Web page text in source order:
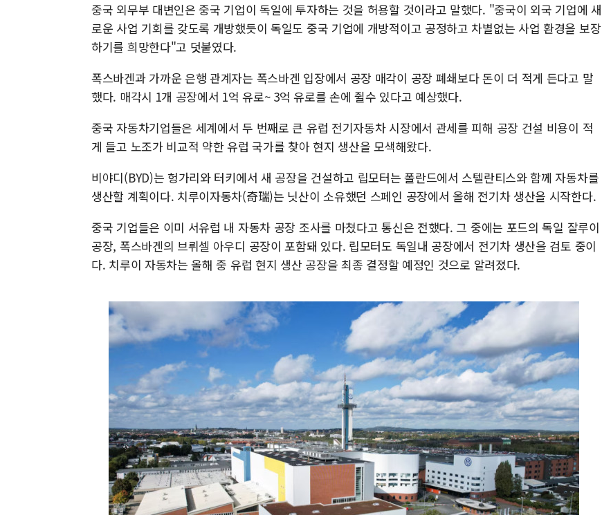
중국 외무부 대변인은 중국 기업이 독일에 투자하는 것을 허용할 것이라고 말했다. "중국이 외국 기업에 새
로운 사업 기회를 갖도록 개방했듯이 독일도 중국 기업에 개방적이고 공정하고 차별없는 사업 환경을 보장
하기를 희망한다"고 덧붙였다.
폭스바겐과 가까운 은행 관계자는 폭스바겐 입장에서 공장 매각이 공장 폐쇄보다 돈이 더 적게 든다고 말
했다. 매각시 1개 공장에서 1억 유로~ 3억 유로를 손에 쥘수 있다고 예상했다.
중국 자동차기업들은 세계에서 두 번째로 큰 유럽 전기자동차 시장에서 관세를 피해 공장 건설 비용이 적
게 들고 노조가 비교적 약한 유럽 국가를 찾아 현지 생산을 모색해왔다.
비야디(BYD)는 헝가리와 터키에서 새 공장을 건설하고 립모터는 폴란드에서 스텔란티스와 함께 자동차를
생산할 계획이다. 치루이자동차(奇瑞)는 닛산이 소유했던 스페인 공장에서 올해 전기차 생산을 시작한다.
중국 기업들은 이미 서유럽 내 자동차 공장 조사를 마쳤다고 통신은 전했다. 그 중에는 포드의 독일 잘루이
공장, 폭스바겐의 브뤼셀 아우디 공장이 포함돼 있다. 립모터도 독일내 공장에서 전기차 생산을 검토 중이
다. 치루이 자동차는 올해 중 유럽 현지 생산 공장을 최종 결정할 예정인 것으로 알려졌다.